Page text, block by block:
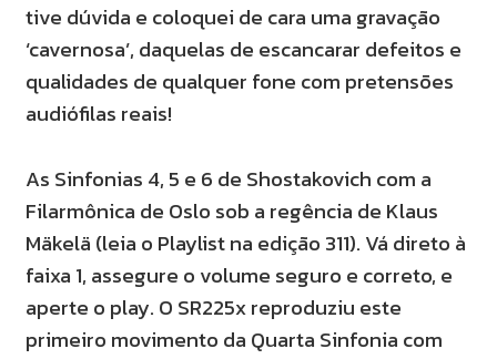
tive dúvida e coloquei de cara uma gravação
‘cavernosa’, daquelas de escancarar defeitos e
qualidades de qualquer fone com pretensões
audiófilas reais!
As Sinfonias 4, 5 e 6 de Shostakovich com a
Filarmônica de Oslo sob a regência de Klaus
Mäkelä (leia o Playlist na edição 311). Vá direto à
faixa 1, assegure o volume seguro e correto, e
aperte o play. O SR225x reproduziu este
primeiro movimento da Quarta Sinfonia com